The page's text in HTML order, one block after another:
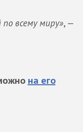
всему миру», —
на его